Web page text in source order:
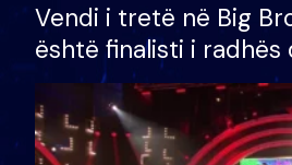
Vendi i tretë në Big
është finalisti i radhës